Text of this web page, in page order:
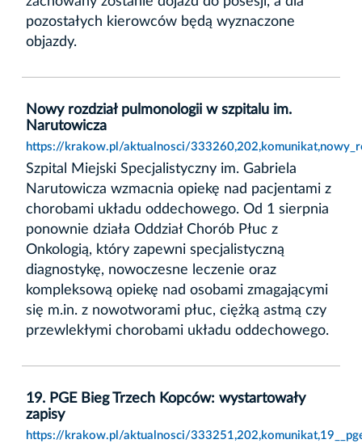
pozostałych kierowców będą wyznaczone
objazdy.
Nowy rozdział pulmonologii w szpitalu im.
Narutowicza
https://krakow.pl/aktualnosci/
Szpital Miejski Specjalistyczny im. Gabriela
Narutowicza wzmacnia opiekę nad pacjentami z
chorobami układu oddechowego. Od 1 sierpnia
ponownie działa Oddział Chorób Płuc z
Onkologią, który zapewni specjalistyczną
diagnostykę, nowoczesne leczenie oraz
kompleksową opiekę nad osobami zmagającymi
się m.in. z nowotworami płuc, ciężką astmą czy
przewlekłymi chorobami układu oddechowego.
19. PGE Bieg Trzech Kopców: wystartowały
zapisy
https://krakow.pl/aktualnosci/